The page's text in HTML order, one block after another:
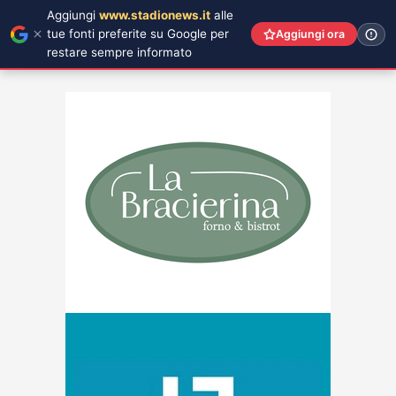
Aggiungi www.stadionews.it alle
tue fonti preferite su Google per
restare sempre informato
Aggiungi ora